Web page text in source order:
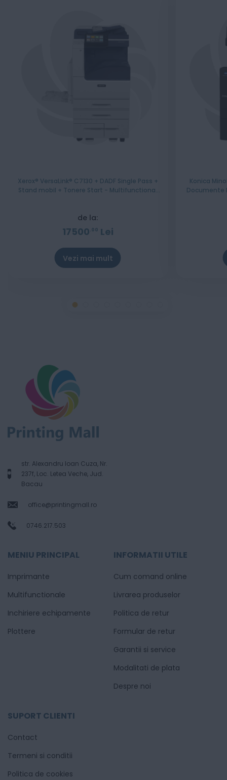
Xerox® VersaLink® C7130 + DADF Single Pass +
Stand mobil + Tonere Start - Multifunctional
de la:
17500 00 Lei
Vezi mai mult
Konica
Documente
str. Alexandru Ioan Cuza, Nr.
237f, Loc. Letea Veche, Jud.
Bacau
office@printingmall.ro
0746.217.503
MENIU PRINCIPAL
Imprimante
Multifunctionale
Inchiriere echipamente
Plottere
INFORMATII UTILE
Cum comand online
Livrarea produselor
Politica de retur
Formular de retur
Garantii si service
Modalitati de plata
Despre noi
SUPORT CLIENTI
Contact
Termeni si conditii
Politica de cookies